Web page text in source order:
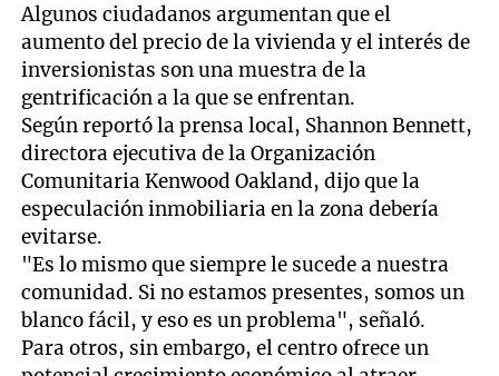
Algunos ciudadanos argumentan que el
aumento del precio de la vivienda y el interés de
inversionistas son una muestra de la
gentrificación a la que se enfrentan.
Según reportó la prensa local, Shannon Bennett,
directora ejecutiva de la Organización
Comunitaria Kenwood Oakland, dijo que la
especulación inmobiliaria en la zona debería
evitarse.
"Es lo mismo que siempre le sucede a nuestra
comunidad. Si no estamos presentes, somos un
blanco fácil, y eso es un problema", señaló.
Para otros, sin embargo, el centro ofrece un